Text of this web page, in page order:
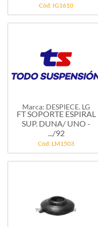
Cód: IG1610
Marca: DESPIECE. LG
FT SOPORTE ESPIRAL
SUP. DUNA/ UNO -
.../92
Cód: LM1503